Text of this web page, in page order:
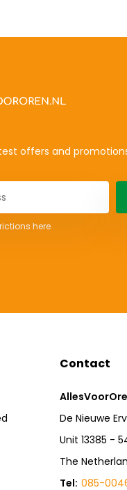
offers and
here
Contact
De Nieuwe
Unit 13385 -
The
Tel: 085-